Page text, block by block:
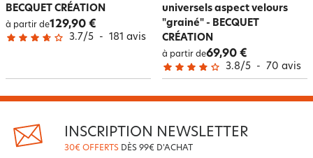
BECQUET CRÉATION
à partir de129,90 €
3.7/5 - 181 avis
universels aspect velours
"grainé" - BECQUET
CRÉATION
à partir de69,90 €
3.8/5 - 70 avis
INSCRIPTION NEWSLETTER
30€ OFFERTS DÈS 99€ D'ACHAT